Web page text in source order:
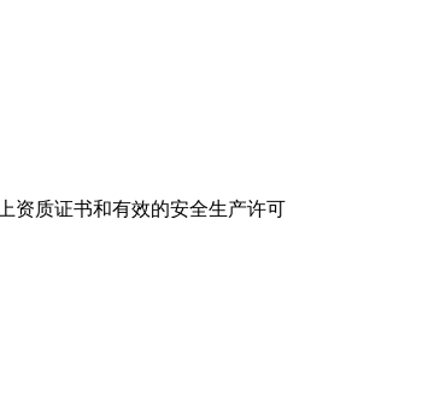
资质证书和有效的安全生产许可